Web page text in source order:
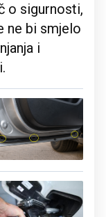
o sigurnosti,
ne bi smjelo
i